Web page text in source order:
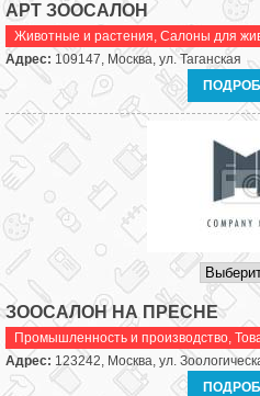
АРТ ЗООСАЛОН
Животные и растения, Салоны для
Адрес: 109147, Москва, ул. Таганская
ЗООСАЛОН НА ПРЕСНЕ
Промышленность и производство,
Адрес: 123242, Москва, ул.